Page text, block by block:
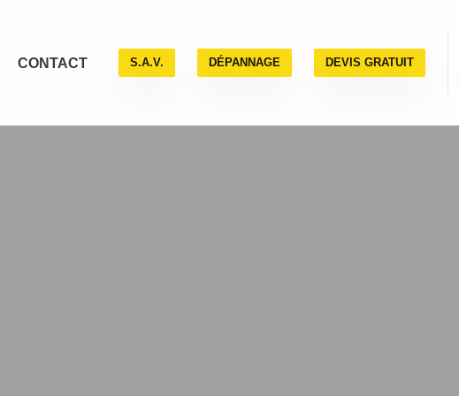
CONTACT S.A.V. DÉPANNAGE DEVIS GRATUIT